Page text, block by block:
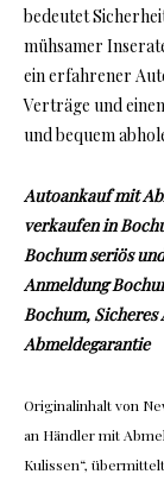
bedeutet
mühsamer
ein erfahrener
Verträge und
und bequem
Autoankauf mit
verkaufen in
Bochum seriös
Anmeldung
Bochum,
Abmeldegarantie
Originalinhalt von
an Händler mit
Kulissen“,